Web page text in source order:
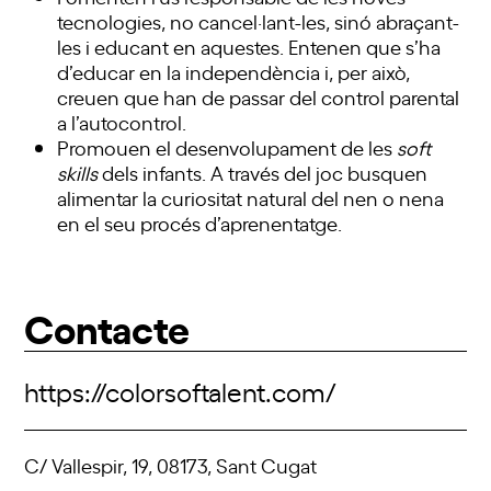
tecnologies, no cancel·lant-les, sinó abraçant-
les i educant en aquestes. Entenen que s’ha
d’educar en la independència i, per això,
creuen que han de passar del control parental
a l’autocontrol.
Promouen el desenvolupament de les soft
skillsdels infants. A través del joc busquen
alimentar la curiositat natural del nen o nena
en el seu procés d’aprenentatge.
Contacte
https://colorsoftalent.com/
C/ Vallespir, 19, 08173, Sant Cugat